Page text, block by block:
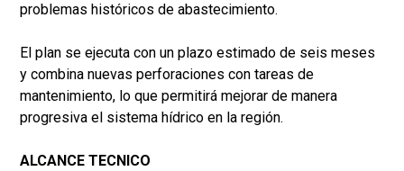
problemas históricos de abastecimiento.
El plan se ejecuta con un plazo estimado de seis meses
y combina nuevas perforaciones con tareas de
mantenimiento, lo que permitirá mejorar de manera
progresiva el sistema hídrico en la región.
ALCANCE TECNICO